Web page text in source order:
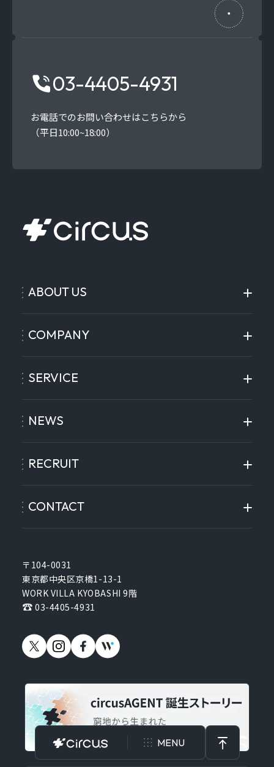
MENU
03-4405-4931
お電話でのお問い合わせはこちらから
（平日10:00~18:00）
〒104-0031
東京都中央区京橋1-13-1
WORK VILLA KYOBASHI 9階
03-4405-4931
ABOUT US
COMPANY
SERVICE
NEWS
RECRUIT
CONTACT